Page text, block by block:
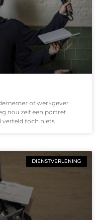
of werkgever
nou zelf een portret
verteld toch niets
DIENSTVERLENING